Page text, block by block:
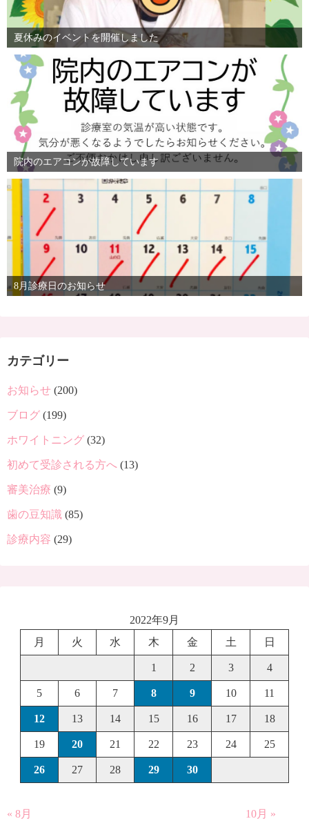
夏休みのイベントを開催しました
院内のエアコンが故障しています
8月診療日のお知らせ
カテゴリー
お知らせ (200)
ブログ (199)
ホワイトニング (32)
初めて受診される方へ (13)
審美治療 (9)
歯の豆知識 (85)
診療内容 (29)
2022年9月
月
火 水 木 金 土 日
1 2 3 4
5 6 7 8 9 10 11
12 13 14 15 16 17 18
19 20 21 22 23 24 25
26 27 28 29 30
« 8月 10月 »